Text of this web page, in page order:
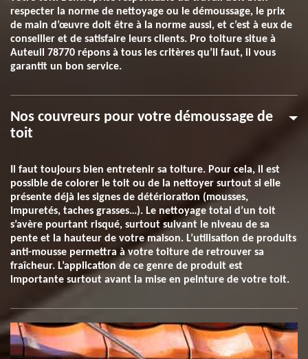
respecter la norme de nettoyage ou le démoussage, le prix
de main d’œuvre doit être à la norme aussi, et c’est à eux de
conseiller et de satisfaire leurs clients. Pro toiture situe à
Auteuil 78770 répons à tous les critères qu’il faut, il vous
garantit un bon service.
Nos couvreurs pour votre démoussage de
toit
Il faut toujours bien entretenir sa toiture. Pour cela, il est
possible de colorer le toit ou de la nettoyer surtout si elle
présente déjà les signes de détérioration (mousses,
impuretés, taches grasses…). Le nettoyage total d’un toit
s’avère pourtant risqué, surtout suivant le niveau de sa
pente et la hauteur de votre maison. L’utilisation de produits
anti-mousse permettra à votre toiture de retrouver sa
fraîcheur. L’application de ce genre de produit est
importante surtout avant la mise en peinture de votre toit.